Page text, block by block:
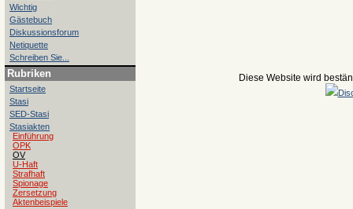
Wichtig
Gästebuch
Diskussionsforum
Netiquette
Schreiben Sie...
Rubriken
Startseite
Stasi
SED-Stasi
Stasiakten
Einführung
OPK
OV
U-Haft
Strafhaft
Spionage
Zersetzung
Aktenbeispiele
Diese Website wird